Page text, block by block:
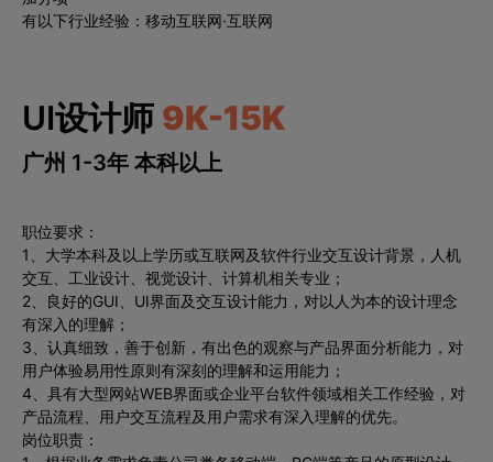
有以下行业经验：移动互联网·互联网
UI设计师 9K-15K
广州 1-3年 本科以上
职位要求：
1、大学本科及以上学历或互联网及软件行业交互设计背景，人机
交互、工业设计、视觉设计、计算机相关专业；
2、良好的GUI、UI界面及交互设计能力，对以人为本的设计理念
有深入的理解；
3、认真细致，善于创新，有出色的观察与产品界面分析能力，对
用户体验易用性原则有深刻的理解和运用能力；
4、具有大型网站WEB界面或企业平台软件领域相关工作经验，对
产品流程、用户交互流程及用户需求有深入理解的优先。
岗位职责：